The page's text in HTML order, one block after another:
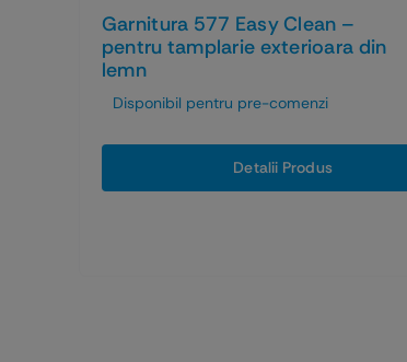
Garnitura 577 Easy Clean –
pentru tamplarie exterioara din
lemn
Disponibil pentru pre-comenzi
Detalii Produs